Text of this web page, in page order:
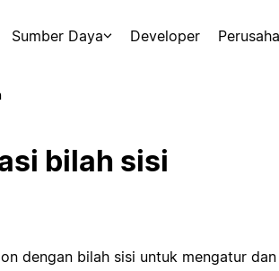
Sumber Daya Developer
bilah sisi
dengan bilah sisi untuk mengatur